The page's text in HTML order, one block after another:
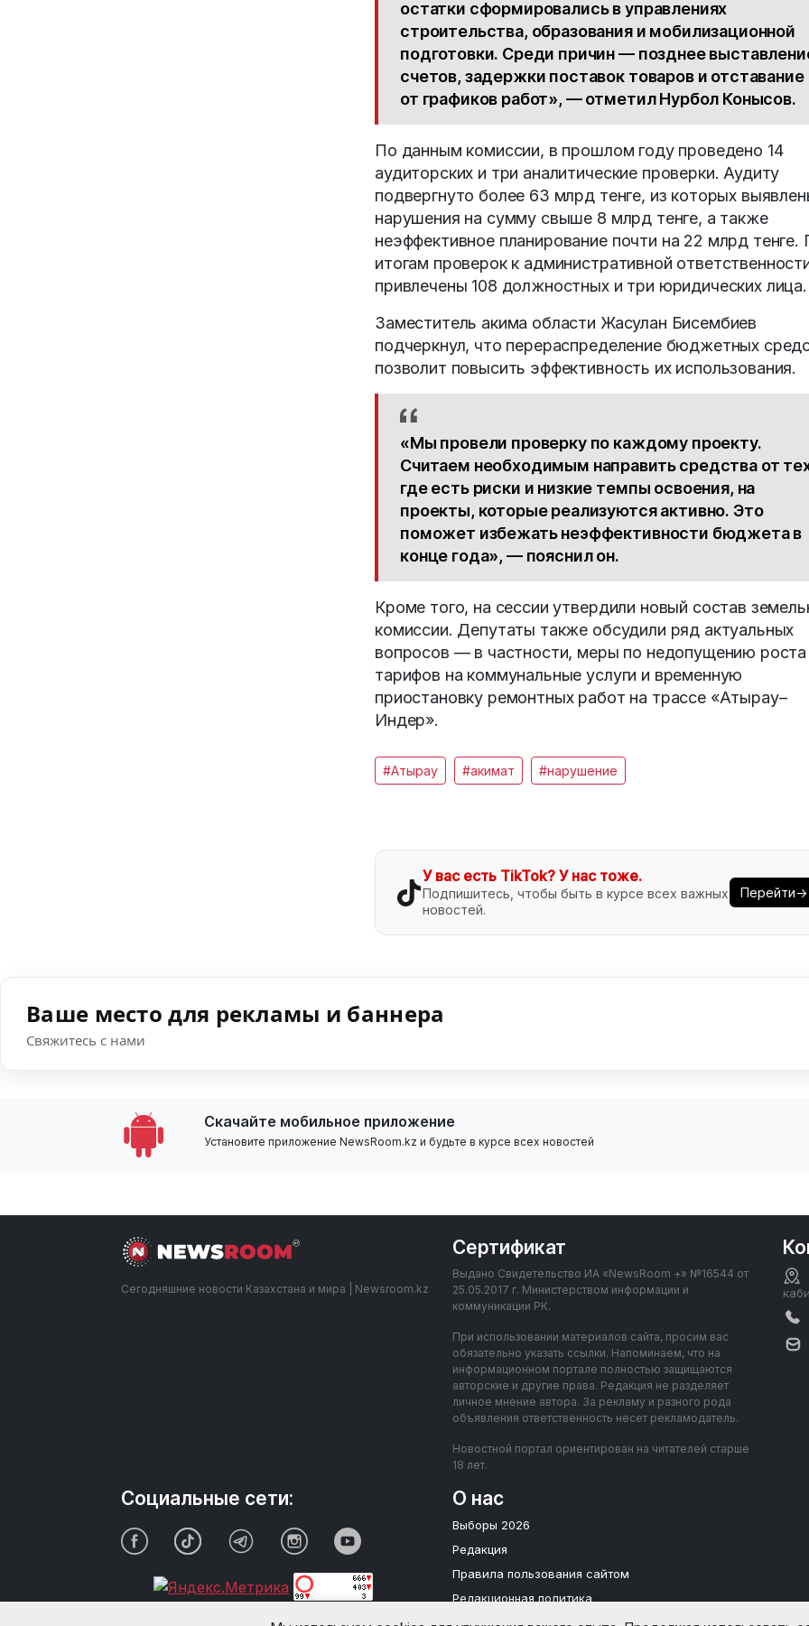
остатки сформировались в управлениях
строительства, образования и мобилизационной
подготовки. Среди причин — позднее
счетов, задержки поставок товаров и отставание
от графиков работ», — отметил Нурбол Конысов.
По данным комиссии, в прошлом году проведено 14
аудиторских и три аналитические проверки. Аудиту
подвергнуто более 63 млрд тенге, из которых
нарушения на сумму свыше 8 млрд тенге, а также
неэффективное планирование почти на 22 млрд тенге.
итогам проверок к административной
привлечены 108 должностных и три юридических лица.
Заместитель акима области Жасулан Бисембиев
подчеркнул, что перераспределение бюджетных
позволит повысить эффективность их использования.
«Мы провели проверку по каждому проекту.
Считаем необходимым направить средства от
где есть риски и низкие темпы освоения, на
проекты, которые реализуются активно. Это
поможет избежать неэффективности бюджета в
конце года», — пояснил он.
Кроме того, на сессии утвердили новый состав
комиссии. Депутаты также обсудили ряд актуальных
вопросов — в частности, меры по недопущению роста
тарифов на коммунальные услуги и временную
приостановку ремонтных работ на трассе «Атырау–
Индер».
#Атырау #акимат #нарушение
У вас есть TikTok? У нас тоже.
Подпишитесь, чтобы быть в курсе всех важных
новостей.
Перейти→
Ваше место для рекламы и баннера
Свяжитесь с нами
Скачайте мобильное приложение
Установите приложение NewsRoom.kz и будьте в курсе всех новостей
Сегодняшние новости Казахстана и мира | Newsroom.kz
Сертификат
Выдано Свидетельство ИА «NewsRoom +» №16544 от
25.05.2017 г. Министерством информации и
коммуникации РК.
При использовании материалов сайта, просим вас
обязательно указать ссылки. Напоминаем, что на
информационном портале полностью защищаются
авторские и другие права. Редакция не разделяет
личное мнение автора. За рекламу и разного рода
объявления ответственность несет рекламодатель.
Новостной портал ориентирован на читателей старше
18 лет.
О нас
Выборы 2026
Редакция
Правила пользования сайтом
Редакционная политика
Социальные сети: